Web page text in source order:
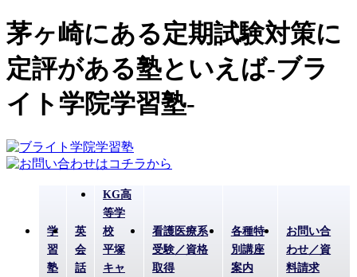
茅ヶ崎にある定期試験対策に
定評がある塾といえば-ブラ
イト学院学習塾-
学
習
塾
英
会
話
KG高
等学
校
平塚
キャ
看護医療系
受験／資格
取得
各種特
別講座
案内
お問い合
わせ／資
料請求